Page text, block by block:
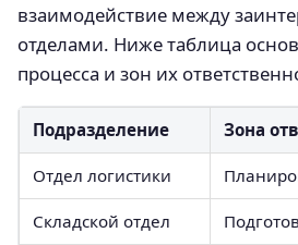
взаимодействие между
отделами. Ниже таблица
процесса и зон их
Подразделение Зона
Отдел логистики
Складской отдел